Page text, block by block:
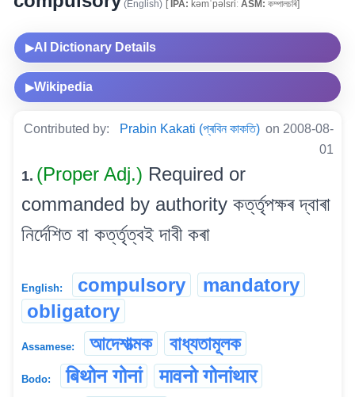
(English) [IPA: kəmˈpəlsriː ASM: কম্পালচৰি]
▶AI Dictionary Details
▶Wikipedia
Contributed by: Prabin Kakati (প্ৰবিন কাকতি) on 2008-08-
01
1. (Proper Adj.) Required or
commanded by authority কৰ্ত্তৃপক্ষৰ দ্বাৰা
নিৰ্দেশিত বা কৰ্ত্তৃত্বই দাবী কৰা
English: compulsory
mandatory
obligatory
Assamese: আদেশাত্মক বাধ্যতামূলক
Bodo: बिथोन गोनां मावनो गोनांथार